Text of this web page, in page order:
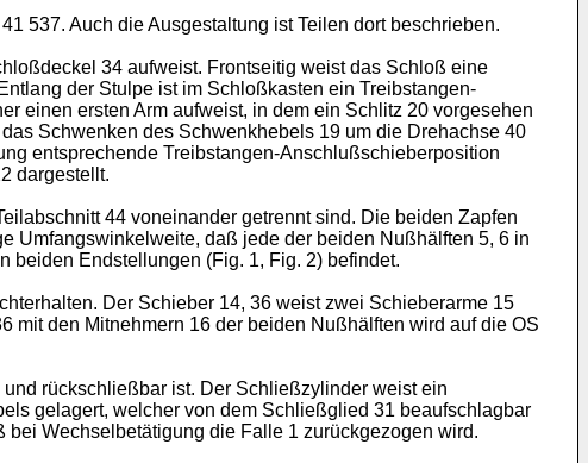
537. Auch die Ausgestaltung ist Teilen dort beschrieben.
34 aufweist. Frontseitig weist das Schloß eine
der Stulpe ist im Schloßkasten ein Treibstangen-
einen ersten Arm aufweist, in dem ein Schlitz 20 vorgesehen
Schwenken des Schwenkhebels 19 um die Drehachse 40
entsprechende Treibstangen-Anschlußschieberposition
dargestellt.
44 voneinander getrennt sind. Die beiden Zapfen
Umfangswinkelweite, daß jede der beiden Nußhälften 5, 6 in
beiden Endstellungen (Fig. 1, Fig. 2) befindet.
Der Schieber 14, 36 weist zwei Schieberarme 15
mit den Mitnehmern 16 der beiden Nußhälften wird auf die OS
rückschließbar ist. Der Schließzylinder weist ein
gelagert, welcher von dem Schließglied 31 beaufschlagbar
Wechselbetätigung die Falle 1 zurückgezogen wird.